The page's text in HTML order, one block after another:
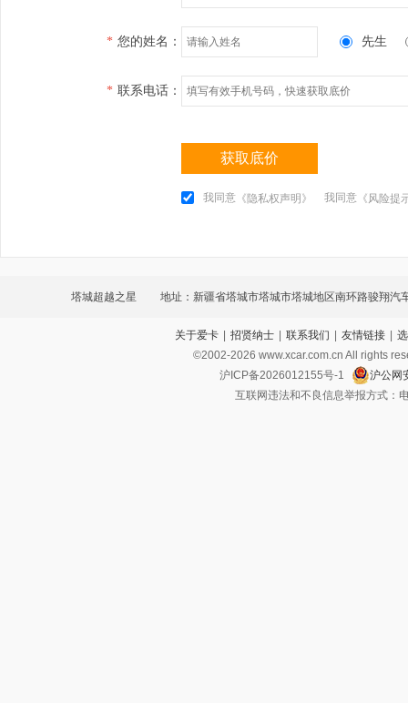
* 您的姓名： 先生
* 联系电话：
获取底价
我同意 《隐私权声明》 我同意 《风险提
塔城超越之星 地址：新疆省塔城市塔城市塔城地区南环路骏翔汽
关于爱卡 | 招贤纳士 | 联系我们 | 友情链接 |
©2002-2026 www.xcar.com.cn All rights
沪ICP备2026012155号-1
沪公网
互联网违法和不良信息举报方式：